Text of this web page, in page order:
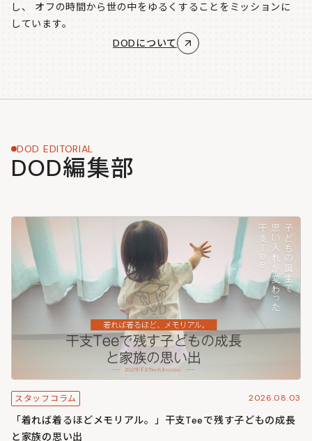
し、
オフの時間から世の中をゆるくすることをミッションに
しています。
DODについて
DOD EDITORIAL
DOD編集部
スタッフコラム 2026.08.03
「着れば着るほどメモリアル。」干支Teeで残す子どもの成長
と家族の思い出